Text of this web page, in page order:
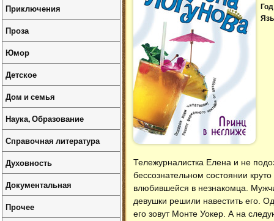
Тележурналистка Елена и не
бессознательном состоянии
влюбившейся в незнакомца.
девушки решили навестить его.
его зовут Монте Уокер. А на
Приключения
Проза
Юмор
Детское
Дом и семья
Наука, Образование
Справочная литература
Духовность
Документальная
Прочее